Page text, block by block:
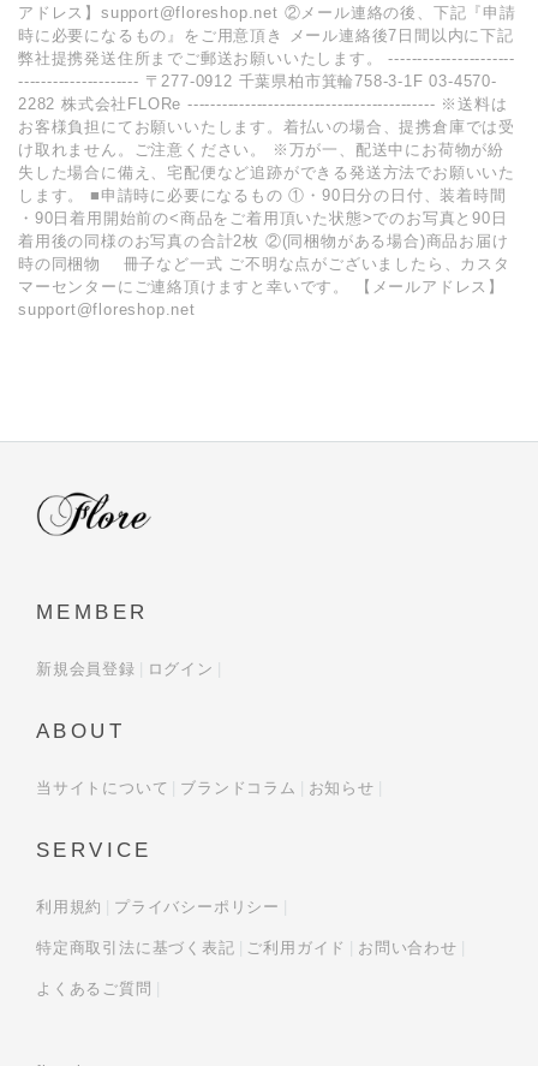
アドレス】support@floreshop.net ②メール連絡の後、下記『申請
時に必要になるもの』をご用意頂き メール連絡後7日間以内に下記
弊社提携発送住所までご郵送お願いいたします。 ----------------------
--------------------- 〒277-0912 千葉県柏市箕輪758-3-1F 03-4570-
2282 株式会社FLORe ------------------------------------------- ※送料は
お客様負担にてお願いいたします。着払いの場合、提携倉庫では受
け取れません。ご注意ください。 ※万が一、配送中にお荷物が紛
失した場合に備え、宅配便など追跡ができる発送方法でお願いいた
します。 ■申請時に必要になるもの ①・90日分の日付、装着時間
・90日着用開始前の<商品をご着用頂いた状態>でのお写真と90日
着用後の同様のお写真の合計2枚 ②(同梱物がある場合)商品お届け
時の同梱物 冊子など一式 ご不明な点がございましたら、カスタ
マーセンターにご連絡頂けますと幸いです。 【メールアドレス】
support@floreshop.net
MEMBER
新規会員登録 ログイン
ABOUT
当サイトについて ブランドコラム お知らせ
SERVICE
利用規約 プライバシーポリシー
特定商取引法に基づく表記 ご利用ガイド お問い合わせ
よくあるご質問